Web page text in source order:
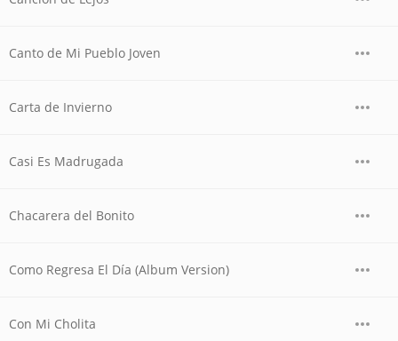
Canto de Mi Pueblo Joven
Carta de Invierno
Casi Es Madrugada
Chacarera del Bonito
Como Regresa El Día (Album Version)
Con Mi Cholita